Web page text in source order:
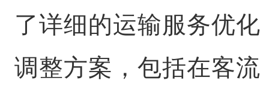
了详细的运输服务优化
调整方案，包括在客流